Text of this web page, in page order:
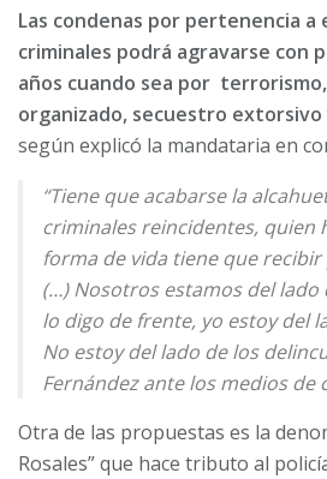
Las condenas por pertenencia
criminales podrá agravarse con
años cuando sea por
organizado, secuestro
según explicó la mandataria en
“Tiene que acabarse la
criminales reincidentes, quien
forma de vida tiene que recibir
(…) Nosotros estamos del lado
lo digo de frente, yo estoy del
No estoy del lado de los
Fernández ante los medios de
Otra de las propuestas es la
Rosales” que hace tributo al